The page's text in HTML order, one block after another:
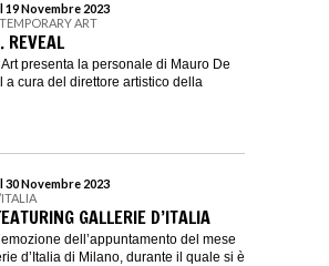
19 Novembre 2023
ART
REVEAL
presenta la personale di Mauro De
a cura del direttore artistico della
30 Novembre 2023
GALLERIE D’ITALIA
dell’appuntamento del mese
d’Italia di Milano, durante il quale si è